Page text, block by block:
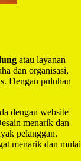
atau layanan
dan organisasi,
Dengan puluhan
dengan website
menarik dan
pelanggan.
menarik dan mulai